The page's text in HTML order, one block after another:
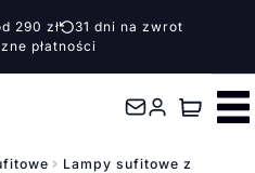
290 zł
31 dni na zwrot
płatności
Lampy sufitowe z